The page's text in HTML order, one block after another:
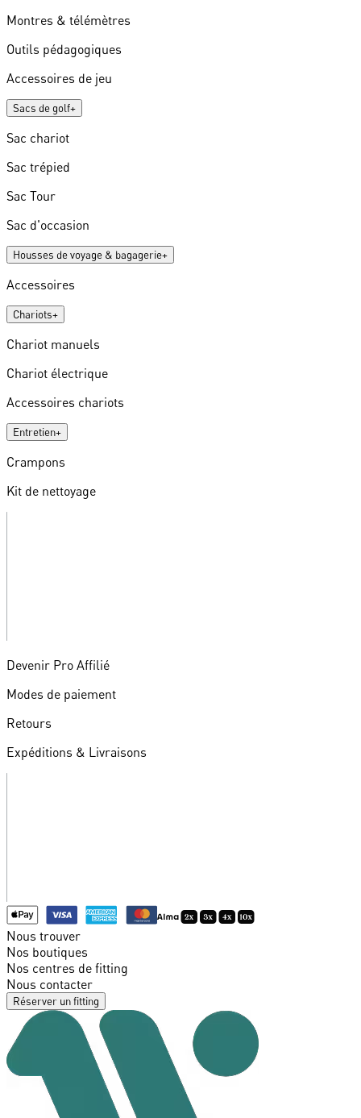
Montres & télémètres
Outils pédagogiques
Accessoires de jeu
Sacs de golf+
Sac chariot
Sac trépied
Sac Tour
Sac d'occasion
Housses de voyage & bagagerie+
Accessoires
Chariots+
Chariot manuels
Chariot électrique
Accessoires chariots
Entretien+
Crampons
Kit de nettoyage
Devenir Pro Affilié
Modes de paiement
Retours
Expéditions & Livraisons
Nous trouver
Nos boutiques
Nos centres de fitting
Nous contacter
Réserver un fitting